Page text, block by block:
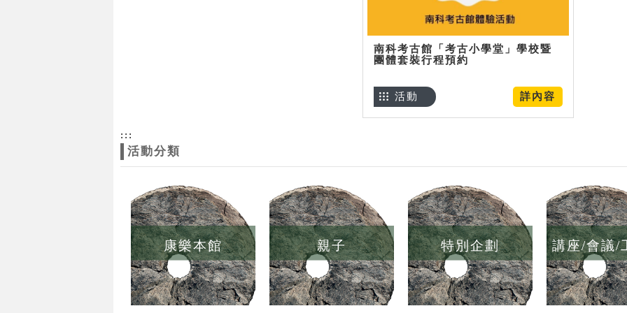
南科考古館「考古小學堂」學校暨
團體套裝行程預約
詳內容
活動
:::
活動分類
康樂本館 親子 特別企劃 講座/會議/